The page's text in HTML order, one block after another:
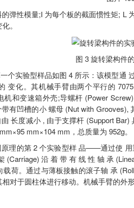
弹性模量;I 为每个板的截面惯性矩; L
。
图 3 旋转梁构件的
实验型样品如图 4 所示：该模型通
变化。其机械手臂由两个平行的
机和变速箱外壳;导螺杆 (Power
带有凹槽的小 螺母 (Nut with
长度减小 , 由于支撑杆 (Support
mm×104 mm，总质量为 952g。
的第 2 个实验型样 品——通过使 用
(Carriage) 沿 着 带 有 线 性 轴 承
荷。通过与薄板接触的滚子轴 承
对于圆柱体进行移动。机械手臂的外